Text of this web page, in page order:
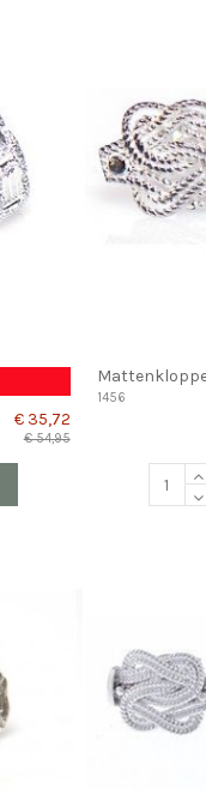
€ 35,72
€ 54,95
1456